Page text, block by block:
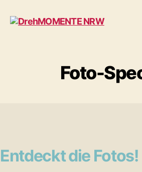
Foto-
Entdeckt die Fotos!